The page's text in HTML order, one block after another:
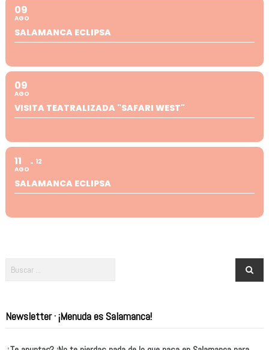
09
AGO
SALAMANCA ECLIPSA
09
AGO
VISITA TEATRALIZADA "SAFARI WEST"
11
AGO
12
SALAMANCA ECLIPSA
Newsletter · ¡Menuda es Salamanca!